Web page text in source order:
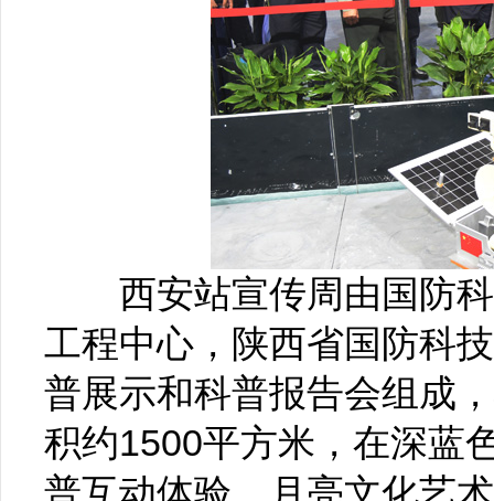
西安站宣传周由国防科
工程中心，陕西省国防科
普展示和科普报告会组成
积约1500平方米，在深蓝
普互动体验、月亮文化艺